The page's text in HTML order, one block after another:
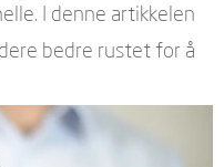
I denne artikkelen
bedre rustet for å